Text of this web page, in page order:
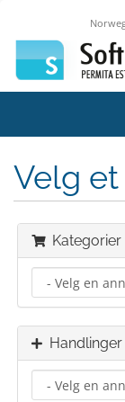
Velg et
Kategorier
Handlinger